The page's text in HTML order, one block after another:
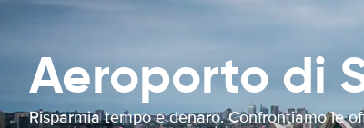
Aeroporto di
Risparmia tempo e denaro. Confrontiamo le